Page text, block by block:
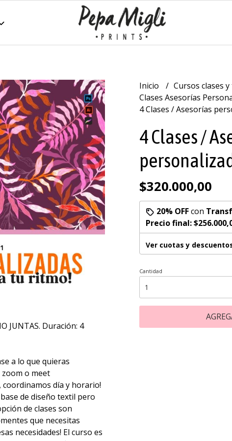
JUNTAS. Duración: 4
a lo que quieras
zoom o meet
día y horario!
de diseño textil pero
de clases son
que necesitas
necesidades! El curso es
Inicio
Cursos clases
Clases Asesorías
4 Clases / Asesorías
4 Clases /
$320.000,00
20% OFFcon
Precio final:
Ver cuotas y
Cantidad